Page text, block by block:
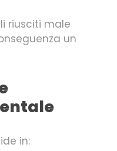
riusciti male
un
in: